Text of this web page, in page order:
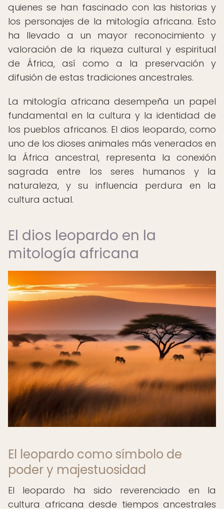
quienes se han fascinado con las historias y
los personajes de la mitología africana. Esto
ha llevado a un mayor reconocimiento y
valoración de la riqueza cultural y espiritual
de África, así como a la preservación y
difusión de estas tradiciones ancestrales.
La mitología africana desempeña un papel
fundamental en la cultura y la identidad de
los pueblos africanos. El dios leopardo, como
uno de los dioses animales más venerados en
la África ancestral, representa la conexión
sagrada entre los seres humanos y la
naturaleza, y su influencia perdura en la
cultura actual.
El dios leopardo en la
mitología africana
El leopardo como símbolo de
poder y majestuosidad
El leopardo ha sido reverenciado en la
cultura africana desde tiempos ancestrales